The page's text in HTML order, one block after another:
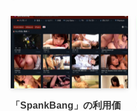
「SpankBang」の利用価